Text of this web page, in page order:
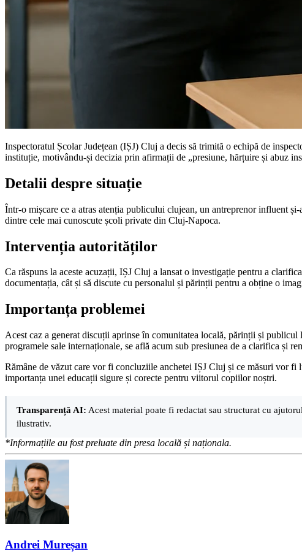
Inspectoratul Școlar Județean (IȘJ) Cluj a decis să trimită o echipă de
instituție, motivându-și decizia prin afirmații de „presiune, hărțuire și abuz
Detalii despre situație
Într-o mișcare ce a atras atenția publicului clujean, un antreprenor influent
dintre cele mai cunoscute școli private din Cluj-Napoca.
Intervenția autorităților
Ca răspuns la aceste acuzații, IȘJ Cluj a lansat o investigație pentru a
documentația, cât și să discute cu personalul și părinții pentru a obține o
Importanța problemei
Acest caz a generat discuții aprinse în comunitatea locală, părinții și
programele sale internaționale, se află acum sub presiunea de a clarifica și
Rămâne de văzut care vor fi concluziile anchetei IȘJ Cluj și ce măsuri vor fi
importanța unei educații sigure și corecte pentru viitorul copiilor noștri.
Transparență AI: Acest material poate fi redactat sau structurat cu
ilustrativ.
*Informațiile au fost preluate din presa locală și naționala.
Andrei Mureșan